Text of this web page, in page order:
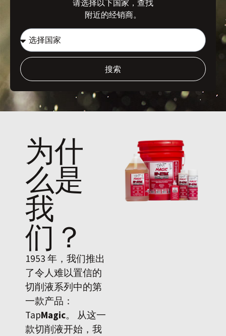
请选择以下国家，查找
附近的经销商。
搜索
为什
么是
我
们 ？
1953 年，我们推出
了令人难以置信的
切削液系列中的第
一款产品：
TapMagic。 从这一
款切削液开始，我